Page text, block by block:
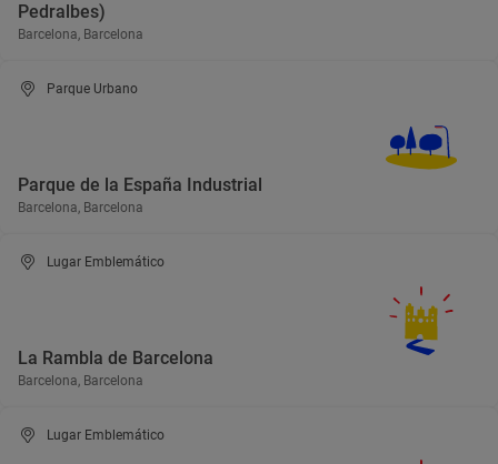
Pedralbes)
Barcelona, Barcelona
Parque Urbano
Parque de la España Industrial
Barcelona, Barcelona
Lugar Emblemático
La Rambla de Barcelona
Barcelona, Barcelona
Lugar Emblemático